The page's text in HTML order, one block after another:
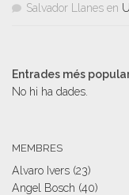
Salvador Llanes en
Entrades més
No hi ha dades.
MEMBRES
Alvaro Ivers (23)
Angel Bosch (40)